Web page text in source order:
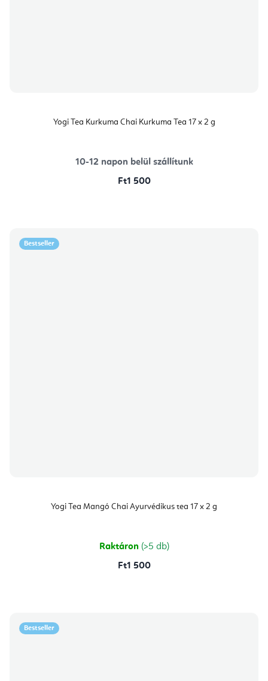
Yogi Tea Kurkuma Chai Kurkuma Tea 17 x 2 g
10-12 napon belül szállítunk
Ft1 500
Bestseller
Yogi Tea Mangó Chai Ayurvédikus tea 17 x 2 g
Raktáron (>5 db)
Ft1 500
Bestseller